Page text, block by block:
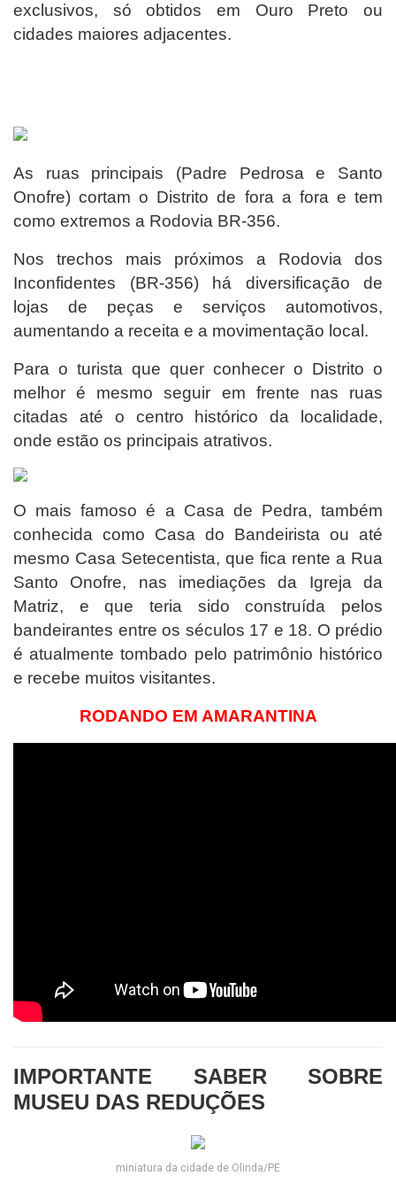
exclusivos, só obtidos em Ouro Preto ou
cidades maiores adjacentes.
As ruas principais (Padre Pedrosa e Santo
Onofre) cortam o Distrito de fora a fora e tem
como extremos a Rodovia BR-356.
Nos trechos mais próximos a Rodovia dos
Inconfidentes (BR-356) há diversificação de
lojas de peças e serviços automotivos,
aumentando a receita e a movimentação local.
Para o turista que quer conhecer o Distrito o
melhor é mesmo seguir em frente nas ruas
citadas até o centro histórico da localidade,
onde estão os principais atrativos.
O mais famoso é a Casa de Pedra, também
conhecida como Casa do Bandeirista ou até
mesmo Casa Setecentista, que fica rente a Rua
Santo Onofre, nas imediações da Igreja da
Matriz, e que teria sido construída pelos
bandeirantes entre os séculos 17 e 18. O prédio
é atualmente tombado pelo patrimônio histórico
e recebe muitos visitantes.
RODANDO EM AMARANTINA
IMPORTANTE SABER SOBRE
MUSEU DAS REDUÇÕES
miniatura da cidade de Olinda/PE